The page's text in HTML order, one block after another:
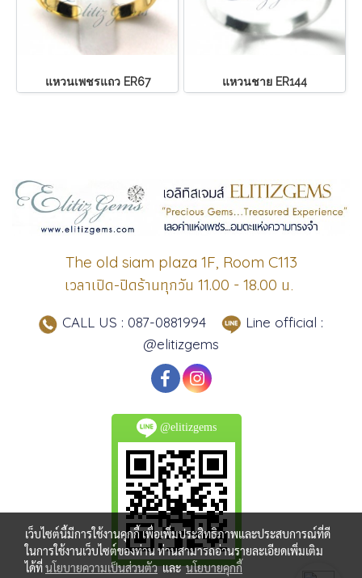
แหวนเพชรแถว ER67 แหวนชาย ER144
The old siam plaza 1F, Room C113
เวลาเปิด-ปิดร้านทุกวัน 11.00 - 18.00 น.
CALL US : 087-0881994
Line official :
@elitizgems
@elitizgems
เว็บไซต์นี้มีการใช้งานคุกกี้ เพื่อเพิ่มประสิทธิภาพและประสบการณ์ที่ดี
ในการใช้งานเว็บไซต์ของท่าน ท่านสามารถอ่านรายละเอียดเพิ่มเติม
ได้ที่นโยบายความเป็นส่วนตัวและนโยบายคุกกี้